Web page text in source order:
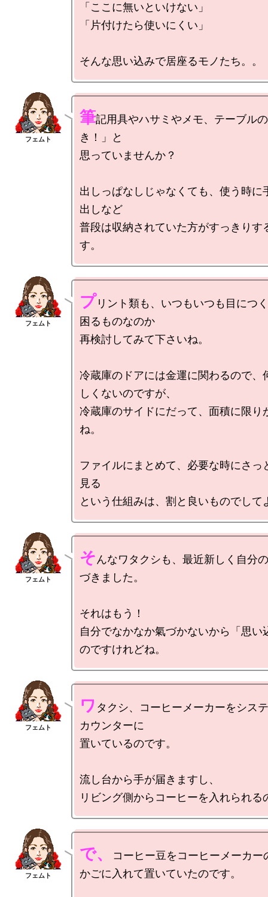
「ここに無いといけない」
「片付けたら使いにくい」
筆記用具やハサミやメモ、テーブル
き！」と
思っていませんか？
出しっぱなしじゃなくても、使う時に
出しなど
普段は収納されていた方がすっきりす
プリント類も、いつもいつも目につ
困るものなのか
再検討してみて下さいね。
冷蔵庫のドアには金運に関わるので、
しくないのですが、
冷蔵庫のサイドにだって、面積に限り
ね。
ファイルにまとめて、必要な時にさっ
見る
そんなワタクシも、最近新しく自分
づきました。
それはもう！
自分でなかなか氣づかないから「思い
ワ タクシ、コーヒーメーカーをシス
カウンターに
置いているのです。
流し台から手が届きますし、
で、
コーヒー豆をコーヒーメーカー
かごに入れて置いていたのです。